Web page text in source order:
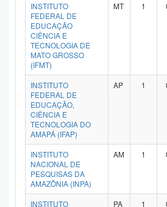
INSTITUTO
FEDERAL DE
EDUCAÇÃO
CIÊNCIA E
TECNOLOGIA DE
MATO GROSSO
(IFMT)
MT 1
INSTITUTO
FEDERAL DE
EDUCAÇÃO,
CIÊNCIA E
TECNOLOGIA DO
AMAPÁ (IFAP)
AP 1
INSTITUTO
NACIONAL DE
PESQUISAS DA
AMAZÔNIA (INPA)
AM 1
INSTITUTO
PA 1